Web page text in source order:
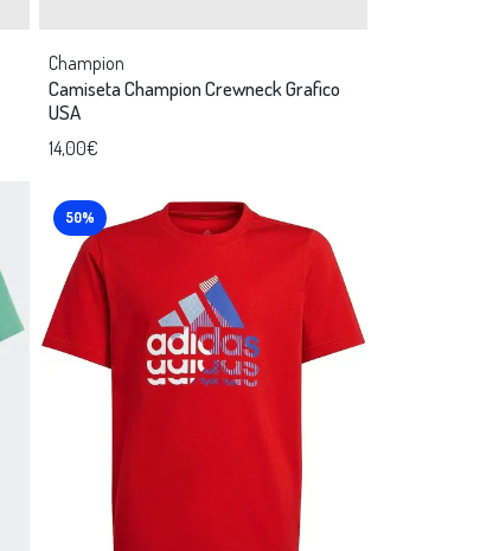
Champion
Camiseta Champion Crewneck Grafico
USA
14,00€
50%